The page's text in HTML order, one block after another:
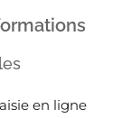
en ligne